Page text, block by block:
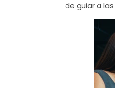
de guiar a